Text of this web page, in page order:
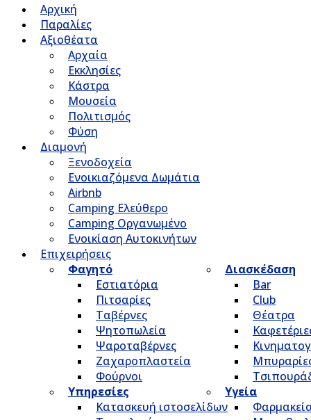
Αρχική
Παραλίες
Αξιοθέατα
Αρχαία
Εκκλησίες
Κάστρα
Μουσεία
Πολιτισμός
Φύση
Διαμονή
Ξενοδοχεία
Ενοικιαζόμενα Δωμάτια
Airbnb
Camping Ελεύθερο
Camping Οργανωμένο
Ενοικίαση Αυτοκινήτων
Επιχειρήσεις
Φαγητό
Εστιατόρια
Πιτσαρίες
Ταβέρνες
Ψητοπωλεία
Ψαροταβέρνες
Ζαχαροπλαστεία
Φούρνοι
Διασκέδαση
Bar
Club
Θέατρα
Υπηρεσίες
Κατασκευή ιστοσελίδων
Υγεία